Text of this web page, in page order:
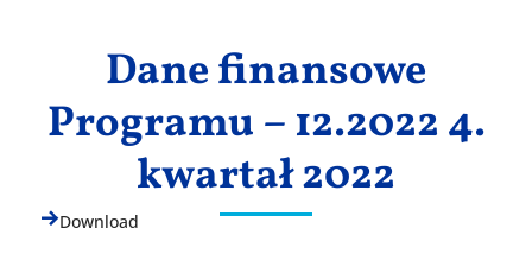
Dane finansowe
Programu – 12.2022 4.
kwartał 2022
Download